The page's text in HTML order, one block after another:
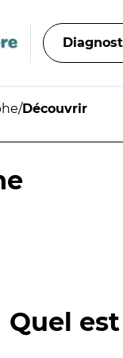
/Découvrir
Quel